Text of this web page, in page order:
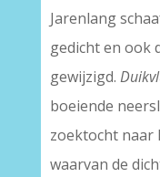
Jarenlang
gedicht en ook
gewijzigd.
boeiende
zoektocht naar
waarvan de